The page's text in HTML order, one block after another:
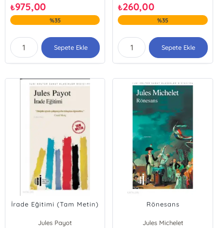
₺975,00
%35
Sepete Ekle
₺260,00
%35
Sepete Ekle
İrade Eğitimi (Tam Metin)
Jules Payot
Rönesans
Jules Michelet